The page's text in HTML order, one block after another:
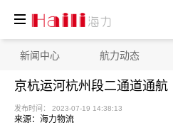
新闻中心 航力动态
京杭运河杭州段二通道通航
来源：海力物流